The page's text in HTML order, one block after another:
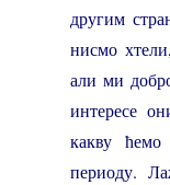
другим
нисмо
али ми
интересе
какву
периоду.